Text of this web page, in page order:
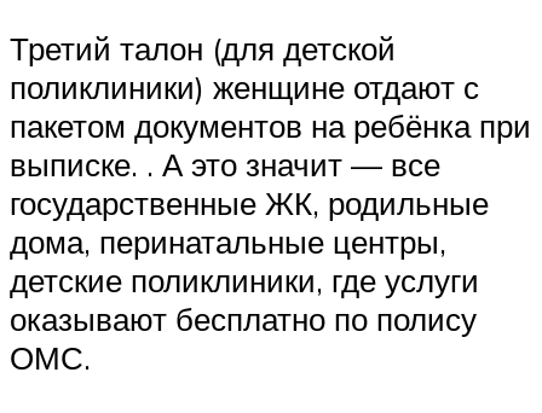
Третий талон (для детской
поликлиники) женщине отдают с
пакетом документов на ребёнка при
выписке. . А это значит — все
государственные ЖК, родильные
дома, перинатальные центры,
детские поликлиники, где услуги
оказывают бесплатно по полису
ОМС.